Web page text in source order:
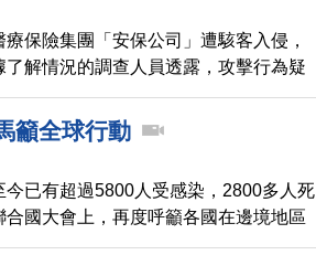
保險集團「安保公司」遭駭客入侵，
解情況的調查人員透露，攻擊行為疑
，而這個組織，很可能就是由中共當
籲全球行動
已有超過5800人受感染，2800多人死
國大會上，再度呼籲各國在邊境地區
其他國家。